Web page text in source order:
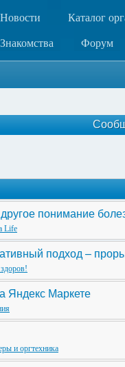
Новости Каталог
Знакомства Форум
понимание
Life
подход –
Яндекс Маркете
и оргтехника